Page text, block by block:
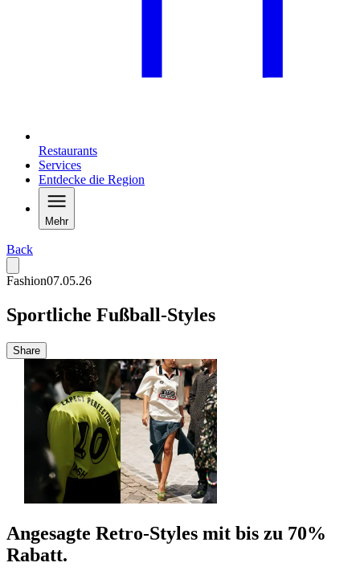
Restaurants
Services
Entdecke die Region
Mehr
Back
Fashion07.05.26
Sportliche Fußball-Styles
Share
Angesagte Retro-Styles mit bis zu 70%
Rabatt.